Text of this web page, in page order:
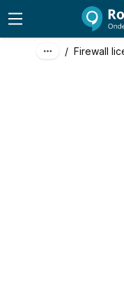
/ Firewall
€ 248,05